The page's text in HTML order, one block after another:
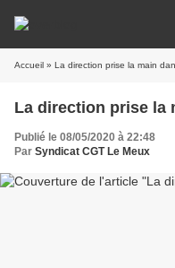
Accueil » La direction prise la main
La direction prise la
Publié le 08/05/2020 à 22:48
Par Syndicat CGT Le Meux